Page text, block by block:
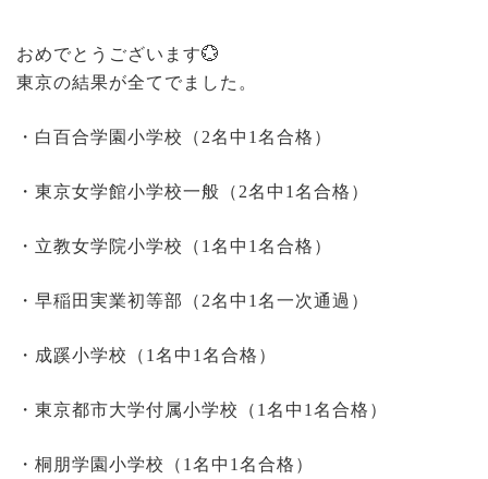
おめでとうございます💮
東京の結果が全てでました。
・白百合学園小学校（2名中1名合格）
・東京女学館小学校一般（2名中1名合格）
・立教女学院小学校（1名中1名合格）
・早稲田実業初等部（2名中1名一次通過）
・成蹊小学校（1名中1名合格）
・東京都市大学付属小学校（1名中1名合格）
・桐朋学園小学校（1名中1名合格）